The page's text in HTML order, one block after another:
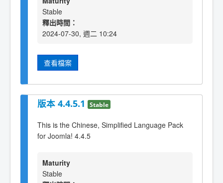
Stable
釋出時間：
2024-07-30, 週二 10:24
查看檔案
版本 4.4.5.1 Stable
This is the Chinese, Simplified Language Pack
for Joomla! 4.4.5
Maturity
Stable